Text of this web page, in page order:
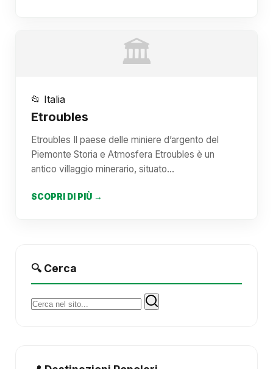
🏛️
📂 Italia
Etroubles
Etroubles Il paese delle miniere d’argento del
Piemonte Storia e Atmosfera Etroubles è un
antico villaggio minerario, situato…
SCOPRI DI PIÙ →
🔍 Cerca
Cerca: